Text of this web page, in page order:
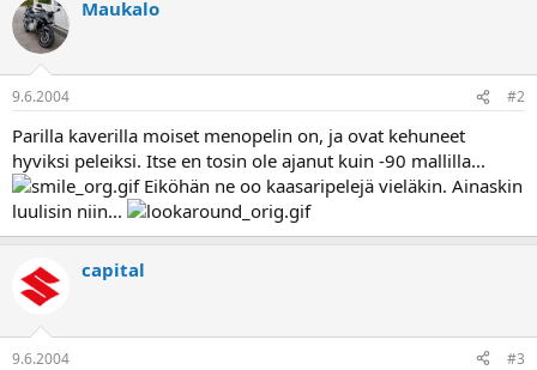
a
Maukalo
9.6.2004 #2
Parilla kaverilla moiset menopelin on, ja ovat kehuneet
hyviksi peleiksi. Itse en tosin ole ajanut kuin -90 mallilla...
Eiköhän ne oo kaasaripelejä vieläkin. Ainaskin
luulisin niin...
capital
9.6.2004 #3